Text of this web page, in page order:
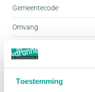
Toestemming
De vraagprijs
Garaxe XL is
Gemeentecode
Omvang
Sectie